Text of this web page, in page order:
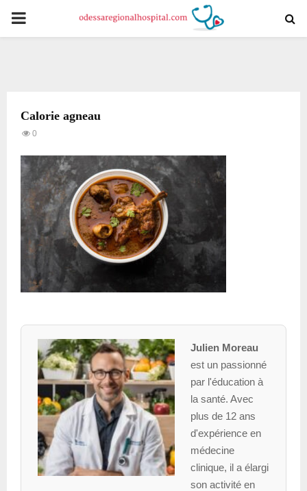
PRIMARY
Calorie agneau
0
Julien Moreau
est un passionné
par l'éducation à
la santé. Avec
plus de 12 ans
d'expérience en
médecine
clinique, il a élargi
son activité en